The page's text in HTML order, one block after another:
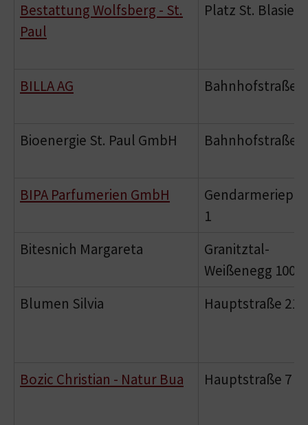
Bestattung Wolfsberg - St.
Paul
Platz St. Blasien
BILLA AG Bahnhofstraße 4
Bioenergie St. Paul GmbH Bahnhofstraße 6
BIPA Parfumerien GmbH
1
Bitesnich Margareta
Granitztal-
Weißenegg 100
Blumen Silvia
Hauptstraße 21
Bozic Christian - Natur Bua Hauptstraße 7